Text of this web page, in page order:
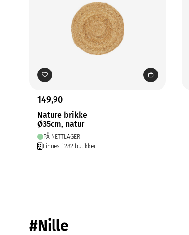
149,90
Nature brikke
Ø35cm, natur
PÅ NETTLAGER
Finnes i 282 butikker
#Nille